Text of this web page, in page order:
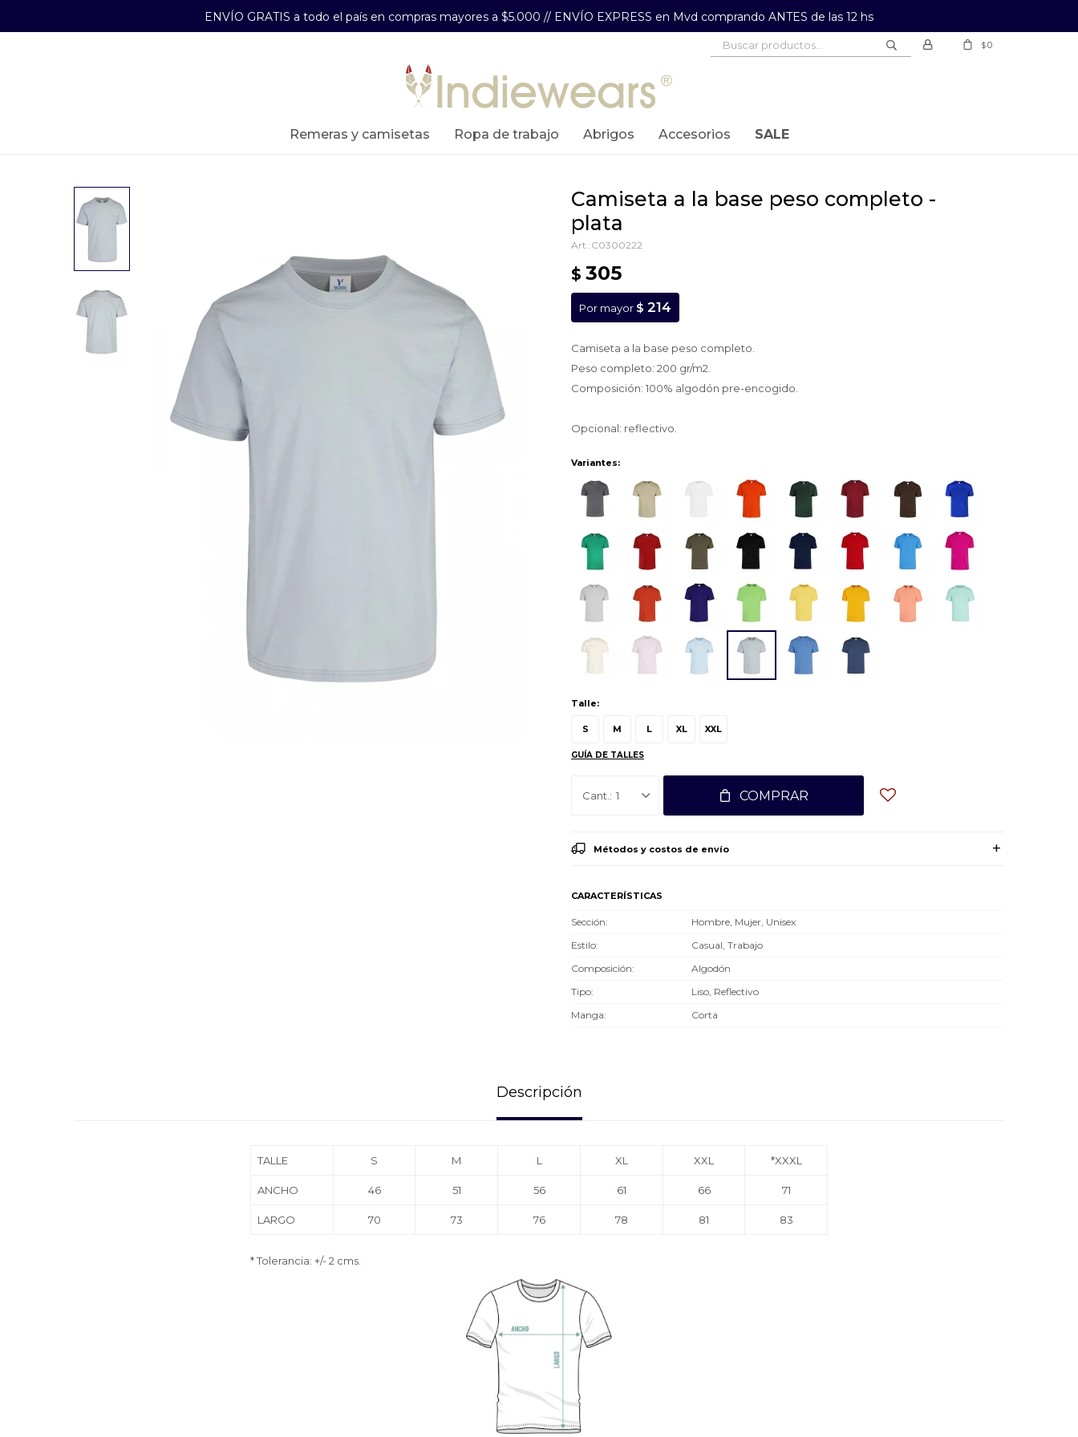
ENVÍO GRATIS a todo el país en compras mayores a $5.000 // ENVÍO EXPRESS en Mvd comprando ANTES de las 12 hs
remeras y camisetas ropa de trabajo abrigos accesorios SALE
$0
camiseta a la base peso completo -
plata
C0300222
$ 305
Por mayor $ 214
Camiseta a la base peso completo.
Peso completo: 200 gr/m2.
Composición: 100% algodón pre-encogido.
Opcional: reflectivo.
Variantes:
Talle:
S M L XL XXL
GUÍA DE TALLES
1 COMPRAR
Métodos y costos de envío
CARACTERÍSTICAS
Sección
Hombre, Mujer, Unisex
Estilo
Casual, Trabajo
Composición
Algodón
Tipo
Liso, Reflectivo
Manga
Corta
Descripción
TALLE S M L XL XXL *XXXL
ANCHO 46 51 56 61 66 71
LARGO 70 73 76 78 81 83
* Tolerancia: +/- 2 cms.